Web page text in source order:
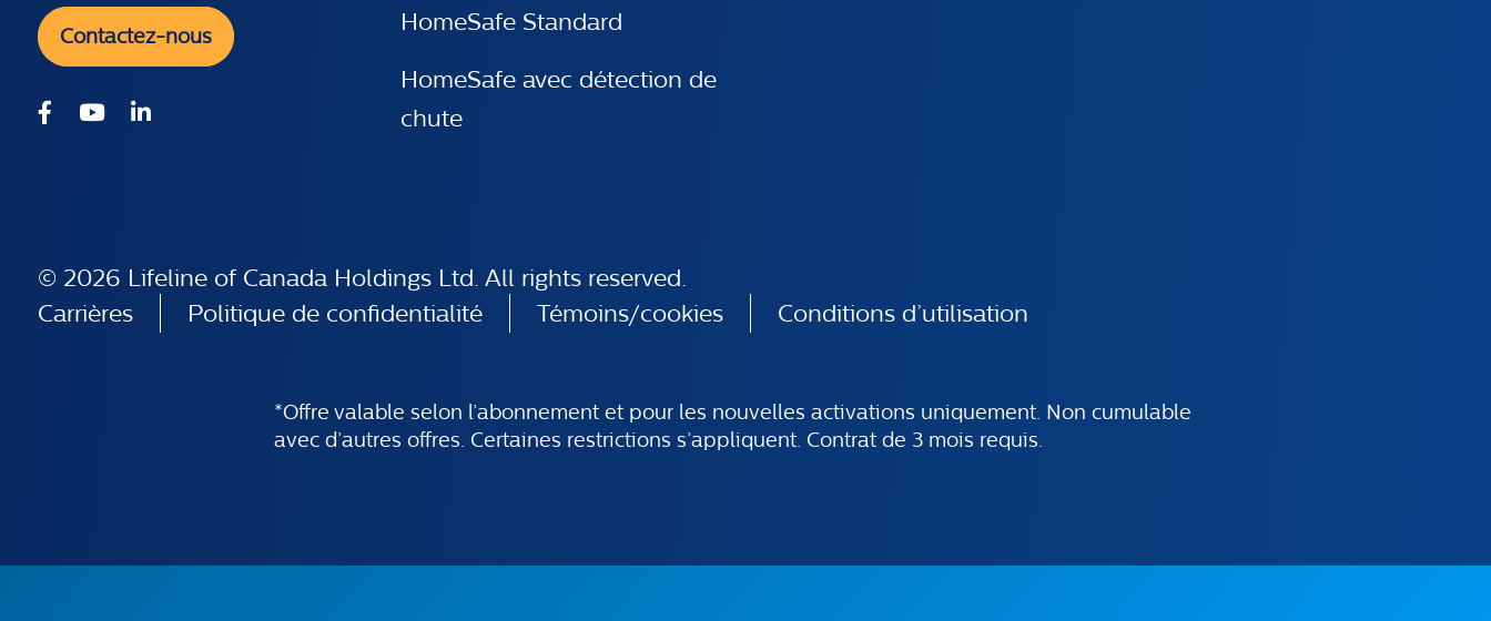
Contactez-nous
HomeSafe Standard
HomeSafe avec détection de
chute
© 2026 Lifeline of Canada Holdings Ltd. All rights reserved.
Carrières
Politique de confidentialité Témoins/cookies Conditions d’utilisation
*Offre valable selon l’abonnement et pour les nouvelles activations uniquement. Non cumulable
avec d’autres offres. Certaines restrictions s’appliquent. Contrat de 3 mois requis.